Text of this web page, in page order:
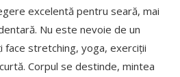
excelentă pentru seară, mai
Nu este nevoie de un
face stretching, yoga, exerciții
Corpul se destinde, mintea